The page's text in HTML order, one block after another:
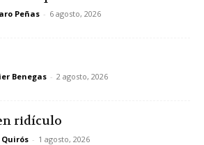
Peñas - 6 agosto, 2026
Benegas - 2 agosto, 2026
ridículo
Quirós - 1 agosto, 2026